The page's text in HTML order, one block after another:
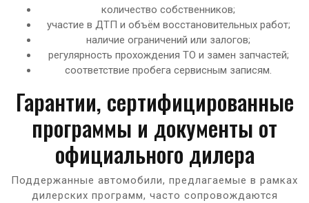
количество собственников;
участие в ДТП и объём восстановительных работ;
наличие ограничений или залогов;
регулярность прохождения ТО и замен запчастей;
соответствие пробега сервисным записям.
Гарантии, сертифицированные
программы и документы от
официального дилера
Поддержанные автомобили, предлагаемые в рамках
дилерских программ, часто сопровождаются